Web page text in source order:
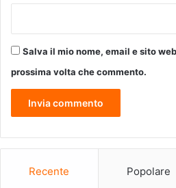
Salva il mio nome, email e sito
prossima volta che commento.
Recente Popolare